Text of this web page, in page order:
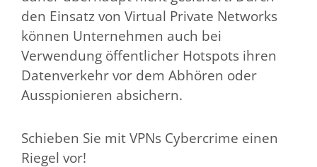
den Einsatz von Virtual Private Networks
können Unternehmen auch bei
Verwendung öffentlicher Hotspots ihren
Datenverkehr vor dem Abhören oder
Ausspionieren absichern.
Schieben Sie mit VPNs Cybercrime einen
Riegel vor!